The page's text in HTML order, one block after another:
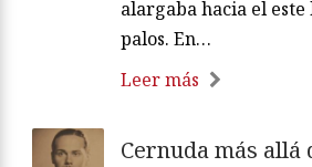
alargaba hacia el este
palos. En…
Leer más
Cernuda más allá